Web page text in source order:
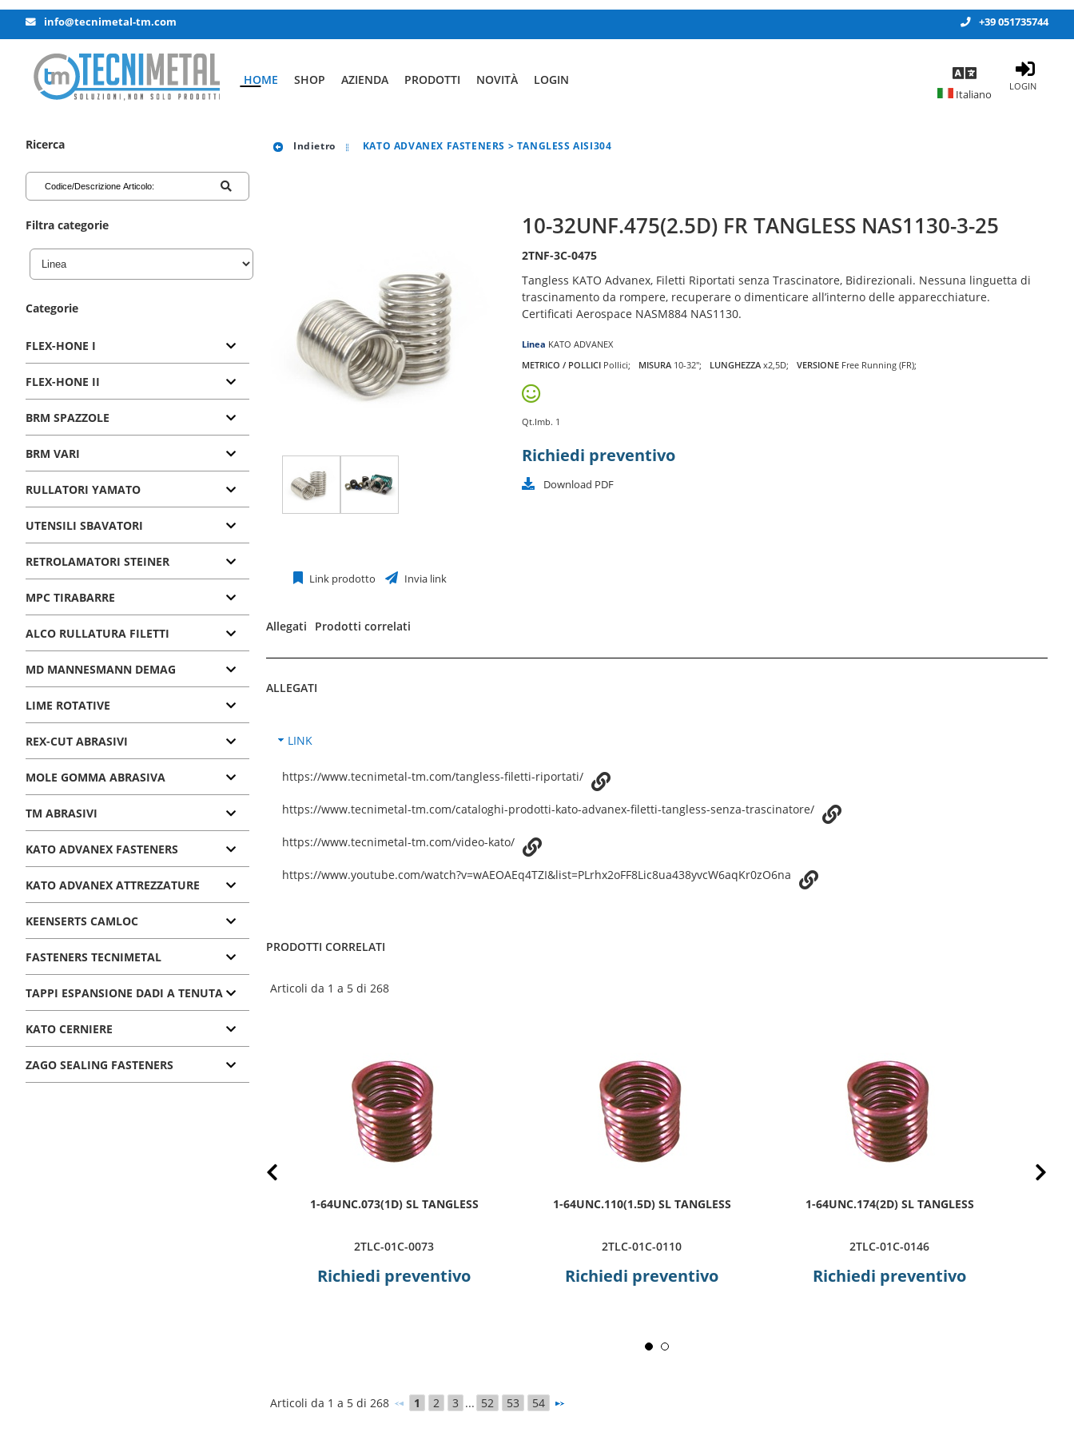
info@tecnimetal-tm.com +39 051735744
LOGIN
HOME SHOP AZIENDA PRODOTTI NOVITÀ LOGIN
Ricerca
Filtra categorie
Categorie
FLEX-HONE I
FLEX-HONE II
BRM SPAZZOLE
BRM VARI
RULLATORI YAMATO
UTENSILI SBAVATORI
RETROLAMATORI STEINER
MPC TIRABARRE
ALCO RULLATURA FILETTI
MD MANNESMANN DEMAG
LIME ROTATIVE
REX-CUT ABRASIVI
MOLE GOMMA ABRASIVA
TM ABRASIVI
KATO ADVANEX FASTENERS
KATO ADVANEX ATTREZZATURE
KEENSERTS CAMLOC
FASTENERS TECNIMETAL
TAPPI ESPANSIONE DADI A TENUTA
KATO CERNIERE
ZAGO SEALING FASTENERS
Indietro KATO ADVANEX FASTENERS > TANGLESS AISI304
10-32UNF.475(2.5D) FR TANGLESS NAS1130-3-25
2TNF-3C-0475
Tangless KATO Advanex, Filetti Riportati senza Trascinatore, Bidirezionali. Nessuna linguetta di
trascinamento da rompere, recuperare o dimenticare all’interno delle apparecchiature.
Certificati Aerospace NASM884 NAS1130.
Linea KATO ADVANEX
METRICO / POLLICI Pollici MISURA 10-32" LUNGHEZZA x2,5D VERSIONE Free Running (FR)
Qt.Imb. 1
Download PDF
Richiedi preventivo
Link prodotto Invia link
Allegati Prodotti correlati
ALLEGATI
LINK
https://www.tecnimetal-tm.com/tangless-filetti-riportati/
https://www.tecnimetal-tm.com/cataloghi-prodotti-kato-advanex-filetti-tangless-senza-trascinatore/
https://www.tecnimetal-tm.com/video-kato/
https://www.youtube.com/watch?v=wAEOAEq4TZI&list=PLrhx2oFF8Lic8ua438yvcW6aqKr0zO6na
PRODOTTI CORRELATI
Articoli da 1 a 5 di 268
1-64UNC.073(1D) SL TANGLESS
2TLC-01C-0073
Richiedi preventivo
1-64UNC.110(1.5D) SL TANGLESS
2TLC-01C-0110
Richiedi preventivo
1-64UNC.174(2D) SL TANGLESS
2TLC-01C-0146
Richiedi preventivo
Articoli da 1 a 5 di 268 1 2 3 ... 52 53 54